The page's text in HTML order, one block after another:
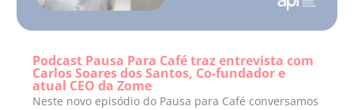
Podcast Pausa Para Café traz entrevista com
Carlos Soares dos Santos, Co-fundador e
atual CEO da Zome
Neste novo episódio do Pausa para Café conversamos